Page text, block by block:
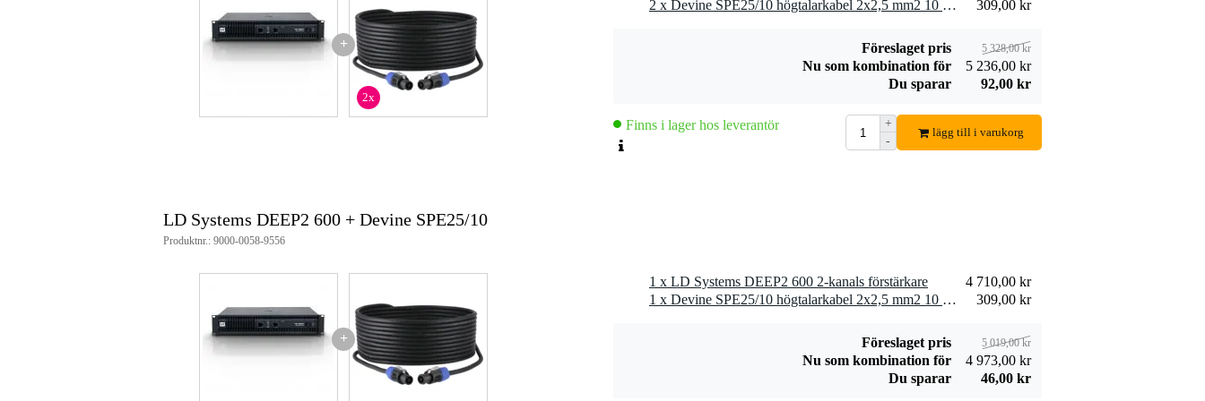
Ljudslinga utgång
ospecificerat
Inbyggt filter
inget
Vikt och mått inkluderar förpackning
Effekt
2 ohm: 2 x 300 W
förstärkarklass: H
frekvensområde: 20 - 20000 Hz
S/N-förhållande: 105 dB
Harmonisk distorsion (THD): 0,1
med 4 kontakter.
98,00 kr
Procab CAB475-G
+
2x
2 x Devine SPE25/10 högtalarkabel 2x2,5 mm2 10 meter
309,00 kr
Föreslaget pris 5 328,00 kr
Nu som kombination för
5 236,00 kr
Du sparar
92,00 kr
Finns i lager hos leverantör
+
-
lägg till i varukorg
LD Systems DEEP2 600 + Devine SPE25/10
Produktnr.: 9000-0058-9556
+
1 x LD Systems DEEP2 600 2-kanals förstärkare
4 710,00 kr
1 x Devine SPE25/10 högtalarkabel 2x2,5 mm2 10 meter
309,00 kr
Föreslaget pris 5 019,00 kr
Nu som kombination för
4 973,00 kr
Du sparar
46,00 kr